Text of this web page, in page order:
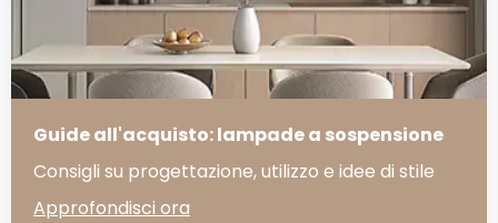
Guide all'acquisto: lampade a sospensione
Consigli su progettazione, utilizzo e idee di stile
Approfondisci ora